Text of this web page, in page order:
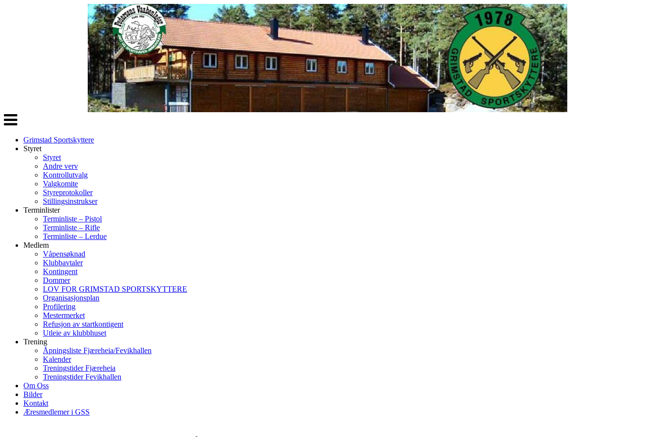
Veksle
navigasjon
Grimstad Sportskyttere
Styret
Styret
Andre verv
Kontrollutvalg
Valgkomite
Styreprotokoller
Stillingsinstrukser
Terminlister
Terminliste – Pistol
Terminliste – Rifle
Terminliste – Lerdue
Medlem
Våpensøknad
Klubbavtaler
Kontingent
Dommer
LOV FOR GRIMSTAD SPORTSKYTTERE
Organisasjonsplan
Profilering
Mestermerket
Refusjon av startkontigent
Utleie av klubbhuset
Trening
Åpningsliste Fjæreheia/Fevikhallen
Kalender
Treningstider Fjæreheia
Treningstider Fevikhallen
Om Oss
Bilder
Kontakt
Æresmedlemer i GSS